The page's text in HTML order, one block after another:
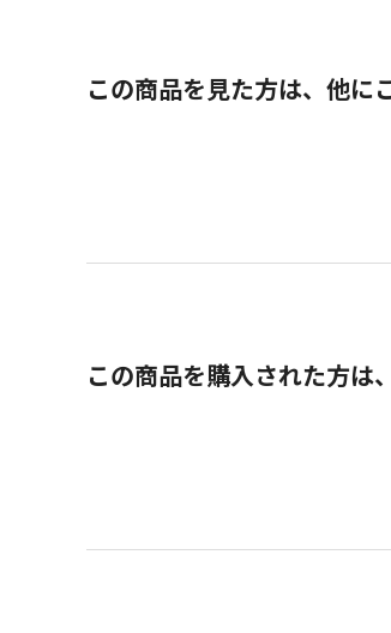
この商品を見た方は、他に
この商品を購入された方は